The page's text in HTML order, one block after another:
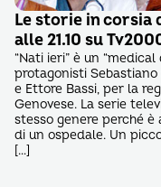
Le storie in corsia
alle 21.10 su
“Nati ieri” è un
protagonisti
e Ettore Bassi, per la
Genovese. La serie
stesso genere perché
di un ospedale. Un
[…]